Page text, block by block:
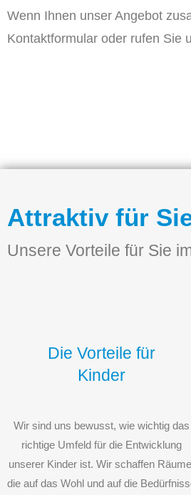
Wenn Ihnen unser Angebot
Kontaktformular oder rufen Sie
Attraktiv für
Unsere Vorteile für Sie
Die Vorteile für
Kinder
Wir sind uns bewusst, wie wichtig das
richtige Umfeld für die Entwicklung
unserer Kinder ist. Wir schaffen
die auf das Wohl und auf die